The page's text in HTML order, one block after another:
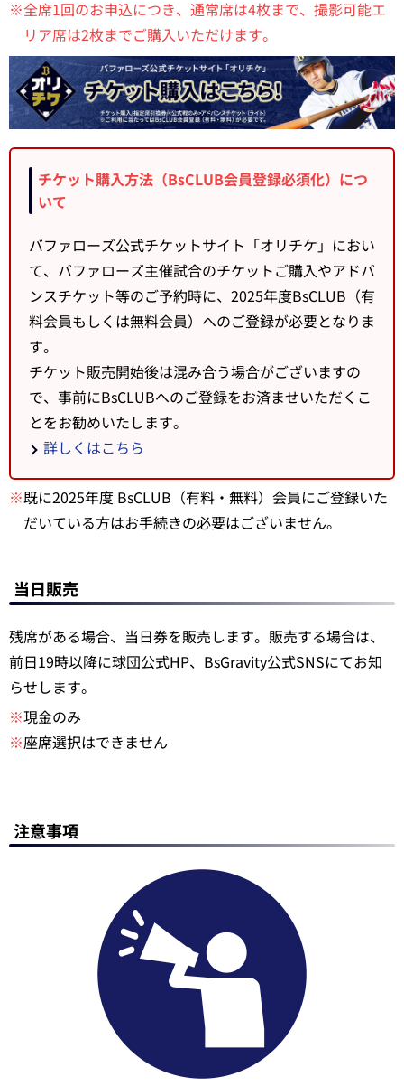
※全席1回のお申込につき、通常席は4枚まで、撮影可能エ
リア席は2枚までご購入いただけます。
チケット購入方法（BsCLUB会員登録必須化）につ
いて
バファローズ公式チケットサイト「オリチケ」におい
て、バファローズ主催試合のチケットご購入やアドバ
ンスチケット等のご予約時に、2025年度BsCLUB（有
料会員もしくは無料会員）へのご登録が必要となりま
す。
チケット販売開始後は混み合う場合がございますの
で、事前にBsCLUBへのご登録をお済ませいただくこ
とをお勧めいたします。
詳しくはこちら
※既に2025年度 BsCLUB（有料・無料）会員にご登録いた
だいている方はお手続きの必要はございません。
当日販売
残席がある場合、当日券を販売します。販売する場合は、
前日19時以降に球団公式HP、BsGravity公式SNSにてお知
らせします。
※現金のみ
※座席選択はできません
注意事項